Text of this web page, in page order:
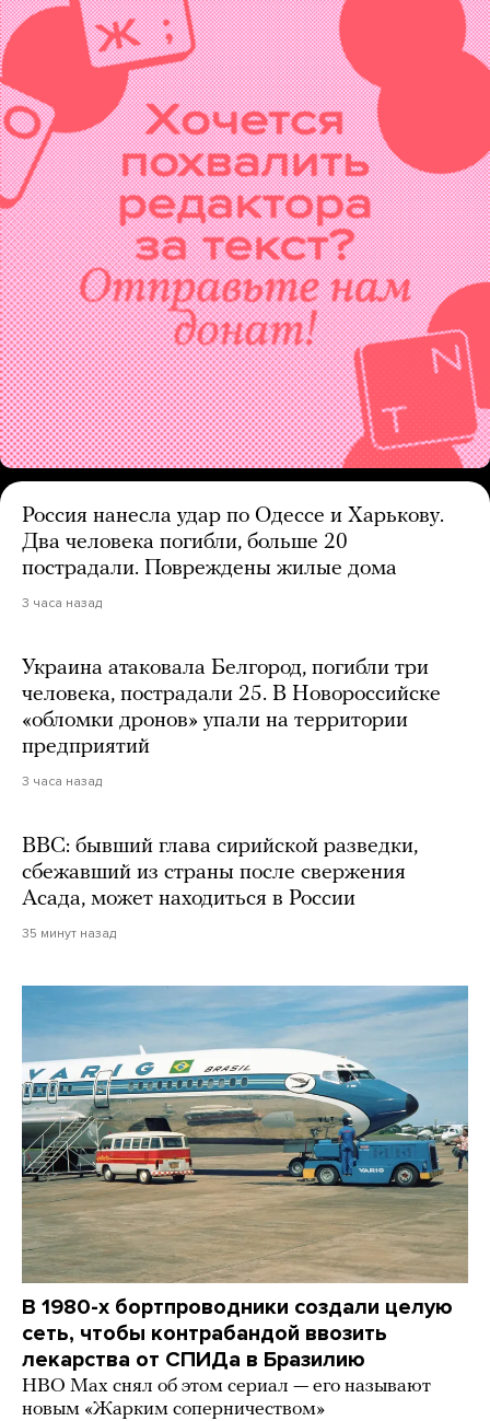
Россия нанесла удар по Одессе и Харькову.
Два человека погибли, больше 20
пострадали. Повреждены жилые дома
3 часа назад
Украина атаковала Белгород, погибли три
человека, пострадали 25. В Новороссийске
«обломки дронов» упали на территории
предприятий
3 часа назад
BBC: бывший глава сирийской разведки,
сбежавший из страны после свержения
Асада, может находиться в России
35 минут назад
В 1980-х бортпроводники создали целую
сеть, чтобы контрабандой ввозить
лекарства от СПИДа в Бразилию
HBO Max снял об этом сериал — его называют
новым «Жарким соперничеством»